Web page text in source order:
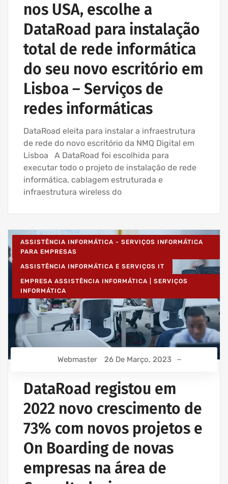
nos USA, escolhe a
DataRoad para instalação
total de rede informática
do seu novo escritório em
Lisboa – Serviços de
redes informáticas
DataRoad eleita para instalar a infraestrutura
de rede do novo escritório da NMQ Digital em
Lisboa A DataRoad foi escolhida para
executar todo o projeto de instalação de rede
informática, cablagem estruturada e
infraestrutura wireless do
ASSISTÊNCIA INFORMÁTICA - SERVIÇOS INFORMÁTICA
PARA EMPRESAS
ASSISTÊNCIA INFORMÁTICA E SERVIÇOS IT
EMPRESA ASSISTÊNCIA INFORMÁTICA | SERVIÇOS
INFORMÁTICA
Webmaster 26 De Março, 2023
DataRoad registou em
2022 novo crescimento de
73% com novos projetos e
On Boarding de novas
empresas na área de